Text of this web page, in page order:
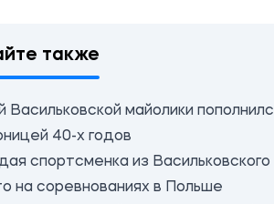
также
Васильковской майолики
40-х годов
спортсменка из
на соревнованиях в Польше